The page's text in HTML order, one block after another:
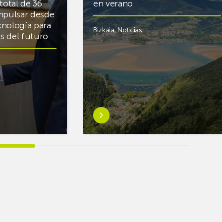
de 36
desde
para
del futuro
en verano
Bizkaia,Noticias
Saber
más
sobreEuskaltel
realiza